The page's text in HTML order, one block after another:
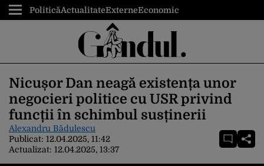
PoliticăActualitateExterneEconomic
Nicușor Dan neagă existența unor
negocieri politice cu USR privind
funcții în schimbul susținerii
Alexandru Bădulescu
Publicat: 12.04.2025, 11:42
Actualizat: 12.04.2025, 13:37